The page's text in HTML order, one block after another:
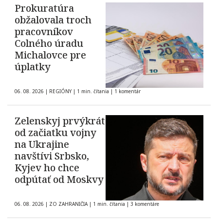
Prokuratúra
obžalovala troch
pracovníkov
Colného úradu
Michalovce pre
úplatky
06. 08. 2026 | REGIÓNY | 1 min. čítania | 1 komentár
Zelenskyj prvýkrát
od začiatku vojny
na Ukrajine
navštívi Srbsko,
Kyjev ho chce
odpútať od Moskvy
06. 08. 2026 | ZO ZAHRANIČIA | 1 min. čítania | 3 komentáre